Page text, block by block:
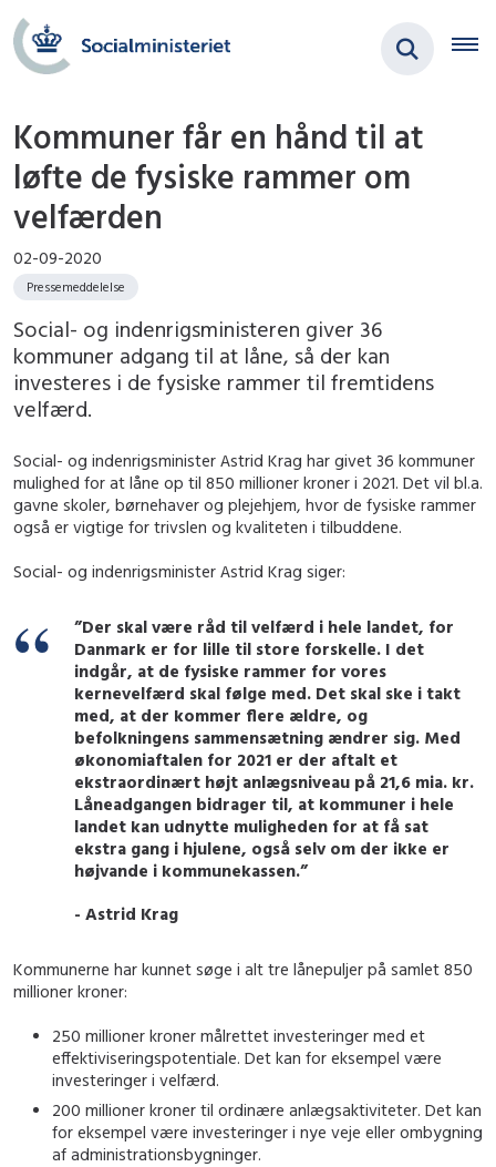
Kommuner får en hånd til at
løfte de fysiske rammer om
velfærden
02-09-2020
Pressemeddelelse
Social- og indenrigsministeren giver 36
kommuner adgang til at låne, så der kan
investeres i de fysiske rammer til fremtidens
velfærd.
Social- og indenrigsminister Astrid Krag har givet 36 kommuner
mulighed for at låne op til 850 millioner kroner i 2021. Det vil bl.a.
gavne skoler, børnehaver og plejehjem, hvor de fysiske rammer
også er vigtige for trivslen og kvaliteten i tilbuddene.
Social- og indenrigsminister Astrid Krag siger:
”Der skal være råd til velfærd i hele landet, for
Danmark er for lille til store forskelle. I det
indgår, at de fysiske rammer for vores
kernevelfærd skal følge med. Det skal ske i takt
med, at der kommer flere ældre, og
befolkningens sammensætning ændrer sig. Med
økonomiaftalen for 2021 er der aftalt et
ekstraordinært højt anlægsniveau på 21,6 mia. kr.
Låneadgangen bidrager til, at kommuner i hele
landet kan udnytte muligheden for at få sat
ekstra gang i hjulene, også selv om der ikke er
højvande i kommunekassen.”
- Astrid Krag
Kommunerne har kunnet søge i alt tre lånepuljer på samlet 850
millioner kroner:
250 millioner kroner målrettet investeringer med et
effektiviseringspotentiale. Det kan for eksempel være
investeringer i velfærd.
200 millioner kroner til ordinære anlægsaktiviteter. Det kan
for eksempel være investeringer i nye veje eller ombygning
af administrationsbygninger.